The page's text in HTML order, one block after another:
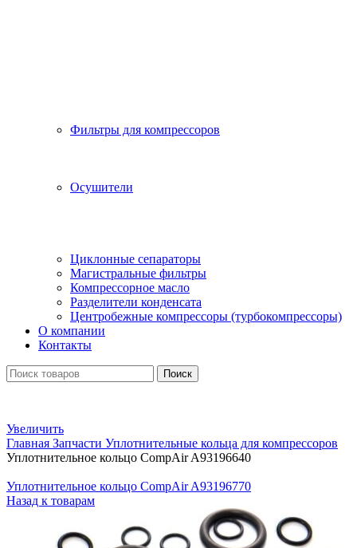
Фильтры для компрессоров
Осушители
Циклонные сепараторы
Магистральные фильтры
Компрессорное масло
Разделители конденсата
Центробежные компрессоры (турбокомпрессоры)
О компании
Контакты
Поиск
Увеличить
Главная Запчасти Уплотнительные кольца для компрессоров
Уплотнительное кольцо CompAir A93196640
Уплотнительное кольцо CompAir A93196770
Назад к товарам